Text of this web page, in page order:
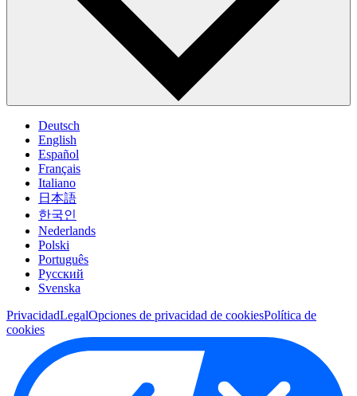
Deutsch
English
Español
Français
Italiano
日本語
한국인
Nederlands
Polski
Português
Pусский
Svenska
PrivacidadLegalOpciones de privacidad de cookiesPolítica de
cookies